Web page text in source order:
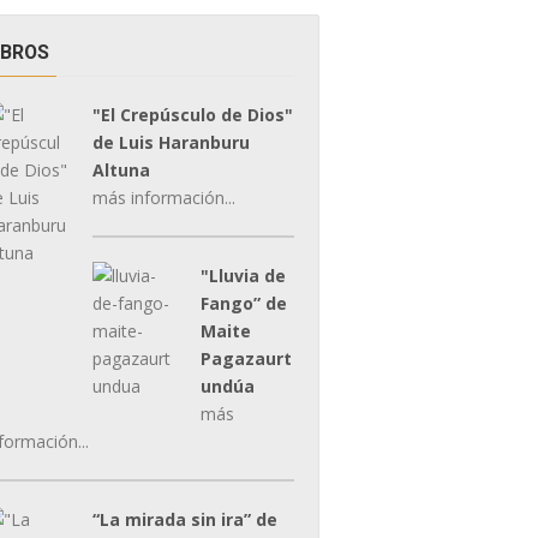
"El Crepúsculo de Dios"
de Luis Haranburu
Altuna
más información...
"Lluvia de
Fango” de
Maite
Pagazaurt
undúa
más
“La mirada sin ira” de